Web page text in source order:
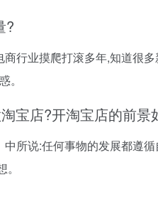
?
行业摸爬打滚多年,知道很
。
宝店?开淘宝店的前景
所说:任何事物的发展都遵